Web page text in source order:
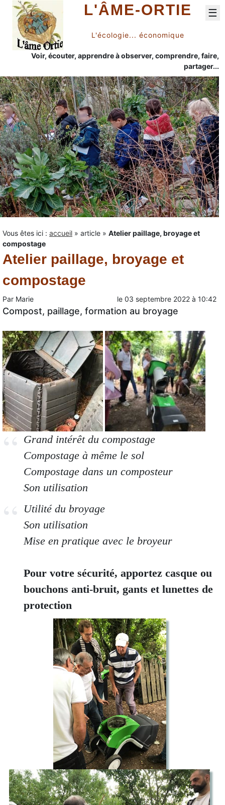
L'ÂME-ORTIE
L'écologie... économique
Voir, écouter, apprendre à observer, comprendre, faire,
partager...
☰
Vous êtes ici : accueil » article » Atelier paillage, broyage et
compostage
Atelier paillage, broyage et
compostage
Par Marie le 03 septembre 2022 à 10:42
Compost, paillage, formation au broyage
Grand intérêt du compostage
Compostage à même le sol
Compostage dans un composteur
Son utilisation
Utilité du broyage
Son utilisation
Mise en pratique avec le broyeur
Pour votre sécurité, apportez casque ou
bouchons anti-bruit, gants et lunettes de
protection